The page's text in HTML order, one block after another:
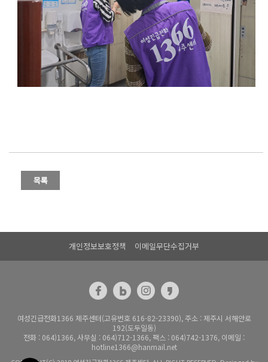
개인정보보호정책 이메일무단수집거부
여성긴급전화1366 제주센터(고유번호 616-82-23390), 주소 : 제주시 서해안로
192(도두일동)
전화 : 064)1366, 사무실 : 064)712-1366, 팩스 : 064)742-1376, 이메일 :
hotline1366@hanmail.net